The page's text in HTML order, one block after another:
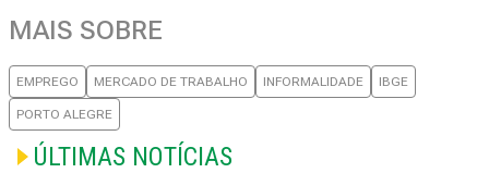
MAIS SOBRE
EMPREGO MERCADO DE TRABALHO INFORMALIDADE IBGE
PORTO ALEGRE
ÚLTIMAS NOTÍCIAS